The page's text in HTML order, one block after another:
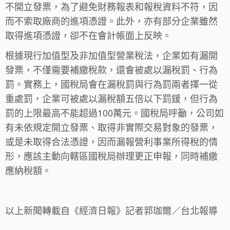
不開立發票，為了避免財務報表和報稅資料不符，因
而不索取廠商的進項憑證。此外，亦有部分企業雖然
取得進項憑證，卻不在會計帳面上反映。
根據現行加值型及非加值型營業稅法，企業如有漏開
發票，不僅需要補繳稅款，還會被處以漏稅罰、行為
罰。實務上，國稅局會在漏稅罰與行為罰兩者擇一從
重處罰，企業可被處以漏稅額五倍以下罰鍰，但行為
罰的上限最高不能超過100萬元。國稅局呼籲，公司如
有未依規定開立發票、取得非實際交易對象的發票，
或是未取得合法憑證，因而漏報營利事業所得稅的情
形，應該主動向轄區國稅局辦理更正申報，同時補繳
應納稅額。
以上新聞轉載自《經濟日報》記者郭珈爾／台北報導